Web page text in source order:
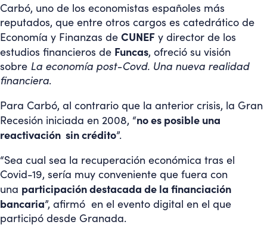
Carbó, uno de los economistas españoles más
reputados, que entre otros cargos es catedrático de
Economía y Finanzas de CUNEF y director de los
estudios financieros de Funcas, ofreció su visión
sobre La economía post-Covd. Una nueva realidad
financiera.
Para Carbó, al contrario que la anterior crisis, la Gran
Recesión iniciada en 2008, “no es posible una
reactivación sin crédito”.
“Sea cual sea la recuperación económica tras el
Covid-19, sería muy conveniente que fuera con
una participación destacada de la financiación
bancaria”, afirmó en el evento digital en el que
participó desde Granada.